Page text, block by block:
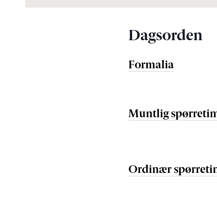
Dagsorden
Formalia
Muntlig
Ordinær